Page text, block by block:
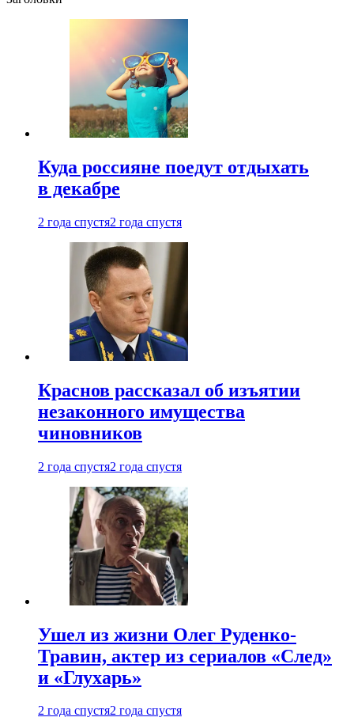
Куда россияне поедут отдыхать
в декабре
2 года спустя2 года спустя
Краснов рассказал об изъятии
незаконного имущества
чиновников
2 года спустя2 года спустя
Ушел из жизни Олег Руденко-
Травин, актер из сериалов «След»
и «Глухарь»
2 года спустя2 года спустя